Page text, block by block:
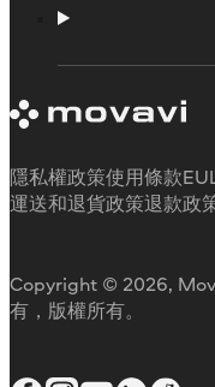
學習平台
取消訂閱
退款
客戶評價
為何要選擇我們
工作用
Copyright © 2026,
有，版權所有。
隱私權政策使用條款
運送和退貨政策退款政